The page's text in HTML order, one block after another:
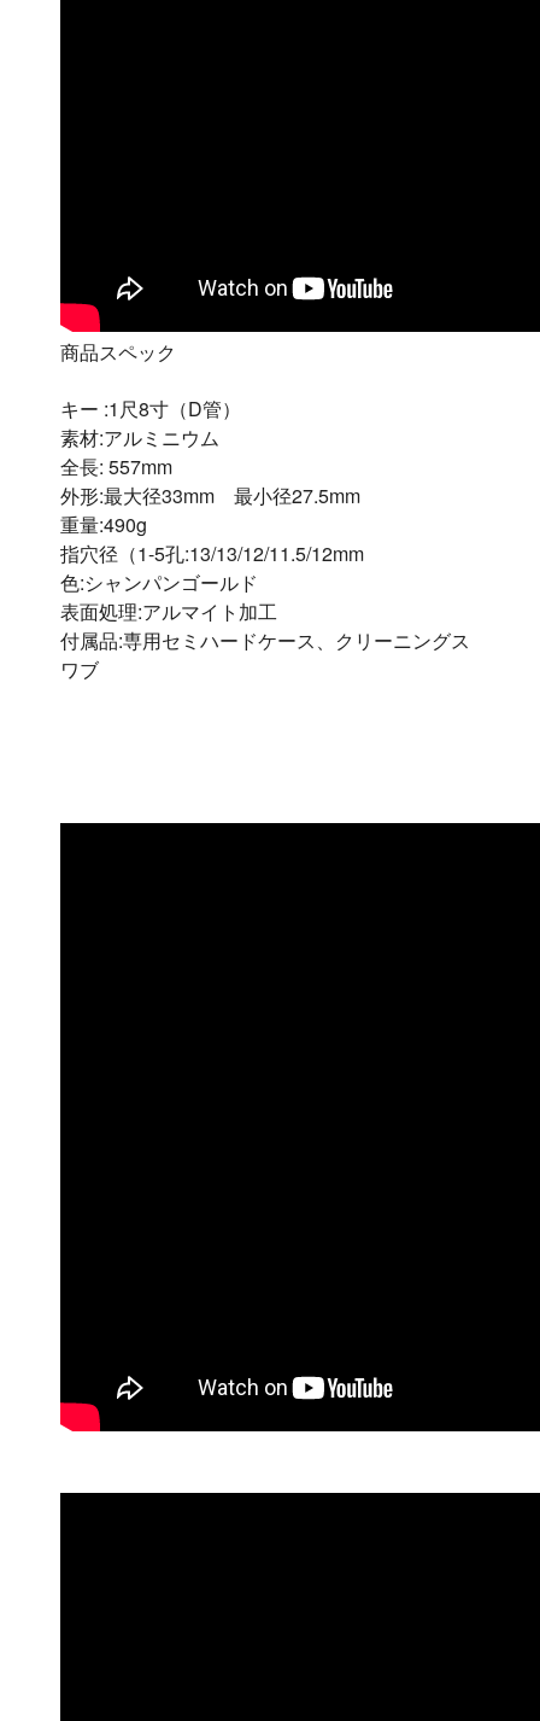
商品スペック
キー :1尺8寸（D管）
素材:アルミニウム
全長: 557mm
外形:最大径33mm 最小径27.5mm
重量:490g
指穴径（1-5孔:13/13/12/11.5/12mm
色:シャンパンゴールド
表面処理:アルマイト加工
付属品:専用セミハードケース、クリーニングス
ワブ